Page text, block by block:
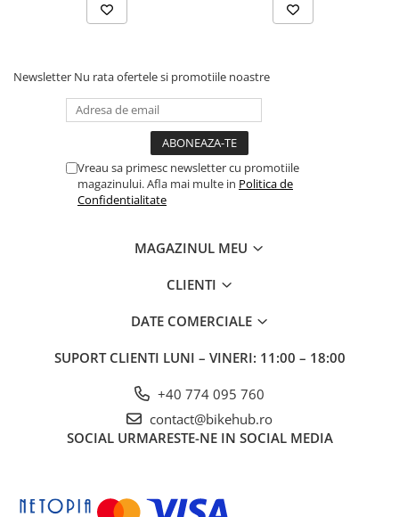
Newsletter Nu rata ofertele si promotiile noastre
Vreau sa primesc newsletter cu promotiile
magazinului. Afla mai multe in Politica de
Confidentialitate
MAGAZINUL MEU
CLIENTI
DATE COMERCIALE
SUPORT CLIENTI LUNI – VINERI: 11:00 – 18:00
+40 774 095 760
contact@bikehub.ro
SOCIAL URMARESTE-NE IN SOCIAL MEDIA